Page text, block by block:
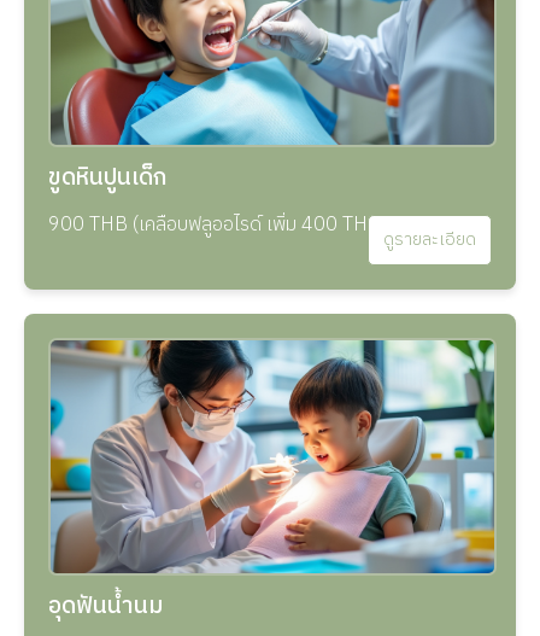
ขูดหินปูนเด็ก
900 THB (เคลือบฟลูออไรด์ เพิ่ม 400 THB)ดูรายละเอียด
อุดฟันน้ำนม